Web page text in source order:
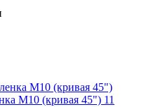
М10 (кривая 45") 11